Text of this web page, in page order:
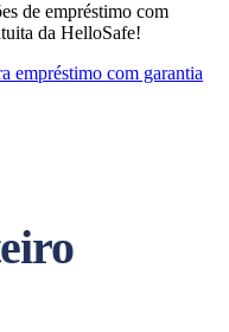
de empréstimo com
da HelloSafe!
empréstimo com garantia